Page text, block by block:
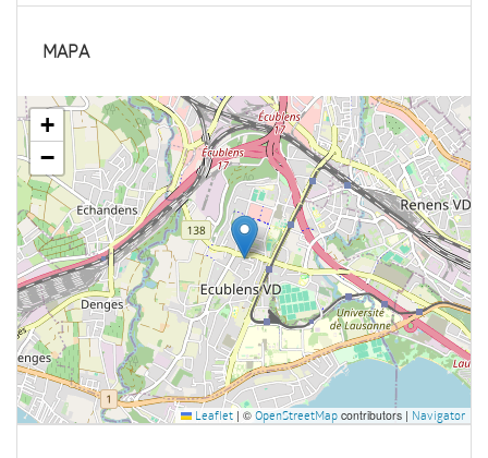
MAPA
+
−
Leaflet | © OpenStreetMap contributors | Navigator